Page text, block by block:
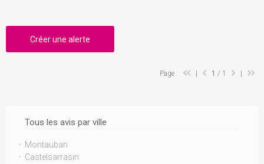
Tous les avis par ville
Montauban
Castelsarrasin
Créer une alerte
Page : 1 / 1